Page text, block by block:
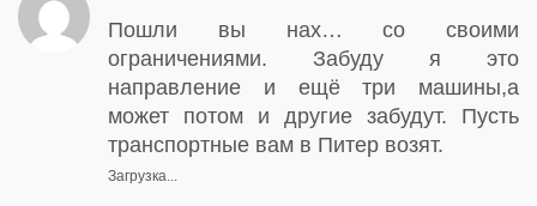
Пошли вы нах… со своими
ограничениями. Забуду я это
направление и ещё три машины,а
может потом и другие забудут. Пусть
транспортные вам в Питер возят.
Загрузка...